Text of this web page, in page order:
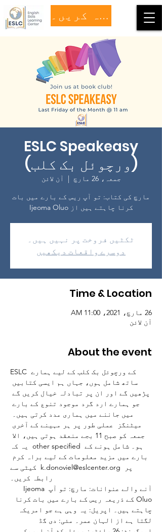
عطیہ کریں۔
ESLC Speakeasy
(ورچوئل بک کلب)
جمعہ، 26 مارچ
  |
آن لائن
مارچ کی کتاب: تو آپ ریس کے بارے میں بات
کرنا چاہتے ہیں از Ijeoma Oluo
ٹکٹیں فروخت پر نہیں ہیں۔
دوسرے واقعات دیکھیں
Time & Location
26 مارچ، 2021، 11:00 AM
آن لائن
About the event
ESLC کے ورچوئل بک کلب کے لیے ہمارے
ساتھ شامل ہوں، جہاں ہم ایسی کتابیں
پڑھیں گے اور ان پر تبادلہ خیال کریں گے
جو ہمارے ارد گرد موجود تنوع کے بارے
میں جاننے میں ہماری مدد کرتی ہیں۔
میٹنگز  عملی طور پر ہر مہینے کے آخری
جمعہ کو صبح 11 بجے منعقد ہوتی ہیں، الا
یہ کہ  other specified ہو۔ شامل ہونے کے
بارے میں مزید معلومات کے لیے براہ کرم
کیٹی سے  k.donoviel@eslcenter.org پر
رابطہ کریں۔
آنے والے عنوانات: مارچ: تو آپ Ijeoma
Oluo کے ذریعہ ریس کے بارے میں بات کرنا
چاہتے ہیں۔ اپریل: یہ وہی ہے جو امریکہ
لگتا ہے از الہان عمر۔ مئی: دی گڈ